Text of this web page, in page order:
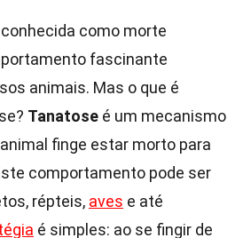
como morte
fascinante
animais. Mas o que é
Tanatose é um mecanismo
finge estar morto para
comportamento pode ser
répteis, aves e até
é simples: ao se fingir de